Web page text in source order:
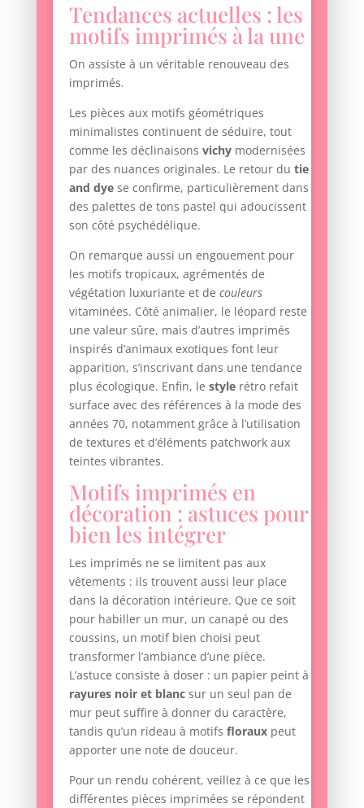
Tendances actuelles : les
motifs imprimés à la une
On assiste à un véritable renouveau des
imprimés.
Les pièces aux motifs géométriques
minimalistes continuent de séduire, tout
comme les déclinaisons vichymodernisées
par des nuances originales. Le retour du tie
and dyese confirme, particulièrement dans
des palettes de tons pastel qui adoucissent
son côté psychédélique.
On remarque aussi un engouement pour
les motifs tropicaux, agrémentés de
végétation luxuriante et de couleurs
vitaminées. Côté animalier, le léopard reste
une valeur sûre, mais d’autres imprimés
inspirés d’animaux exotiques font leur
apparition, s’inscrivant dans une tendance
plus écologique. Enfin, le stylerétro refait
surface avec des références à la mode des
années 70, notamment grâce à l’utilisation
de textures et d’éléments patchwork aux
teintes vibrantes.
Motifs imprimés en
décoration : astuces pour
bien les intégrer
Les imprimés ne se limitent pas aux
vêtements : ils trouvent aussi leur place
dans la décoration intérieure. Que ce soit
pour habiller un mur, un canapé ou des
coussins, un motif bien choisi peut
transformer l’ambiance d’une pièce.
L’astuce consiste à doser : un papier peint à
rayures noir et blancsur un seul pan de
mur peut suffire à donner du caractère,
tandis qu’un rideau à motifs florauxpeut
apporter une note de douceur.
Pour un rendu cohérent, veillez à ce que les
différentes pièces imprimées se répondent